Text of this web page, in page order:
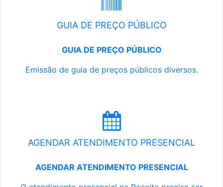
GUIA DE PREÇO PÚBLICO
GUIA DE PREÇO PÚBLICO
Emissão de guia de preços públicos diversos.
AGENDAR ATENDIMENTO PRESENCIAL
AGENDAR ATENDIMENTO PRESENCIAL